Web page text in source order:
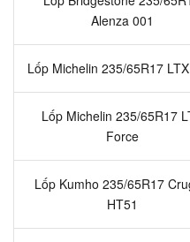
Alenza 001
Lốp Michelin 235/65R17
Lốp Michelin 235/65R17
Force
Lốp Kumho 235/65R17
HT51